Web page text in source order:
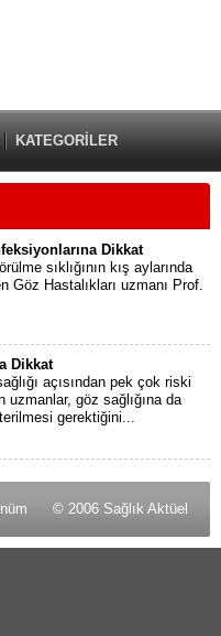
KATEGORİLER
Dikkat
sıklığının kış aylarında
Göz Hastalıkları uzmanı Prof.
Dikkat
açısından pek çok riski
uzmanlar, göz sağlığına da
gerektiğini...
© 2006 Sağlık Aktüel